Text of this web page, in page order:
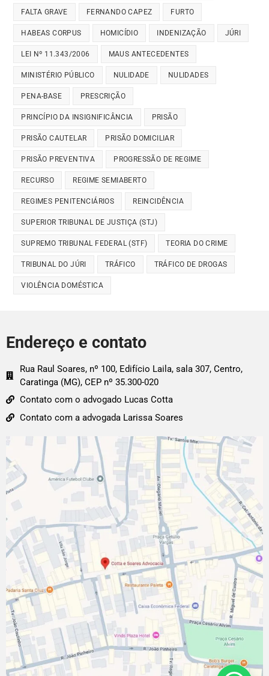
FALTA GRAVE FERNANDO CAPEZ FURTO
HABEAS CORPUS HOMICÍDIO INDENIZAÇÃO JÚRI
LEI Nº 11.343/2006 MAUS ANTECEDENTES
MINISTÉRIO PÚBLICO NULIDADE NULIDADES
PENA-BASE PRESCRIÇÃO
PRINCÍPIO DA INSIGNIFICÂNCIA PRISÃO
PRISÃO CAUTELAR PRISÃO DOMICILIAR
PRISÃO PREVENTIVA PROGRESSÃO DE REGIME
RECURSO REGIME SEMIABERTO
REGIMES PENITENCIÁRIOS REINCIDÊNCIA
SUPERIOR TRIBUNAL DE JUSTIÇA (STJ)
SUPREMO TRIBUNAL FEDERAL (STF) TEORIA DO CRIME
TRIBUNAL DO JÚRI TRÁFICO TRÁFICO DE DROGAS
VIOLÊNCIA DOMÉSTICA
Endereço e contato
Rua Raul Soares, nº 100, Edifício Laila, sala 307, Centro,
Caratinga (MG), CEP nº 35.300-020
Contato com o advogado Lucas Cotta
Contato com a advogada Larissa Soares